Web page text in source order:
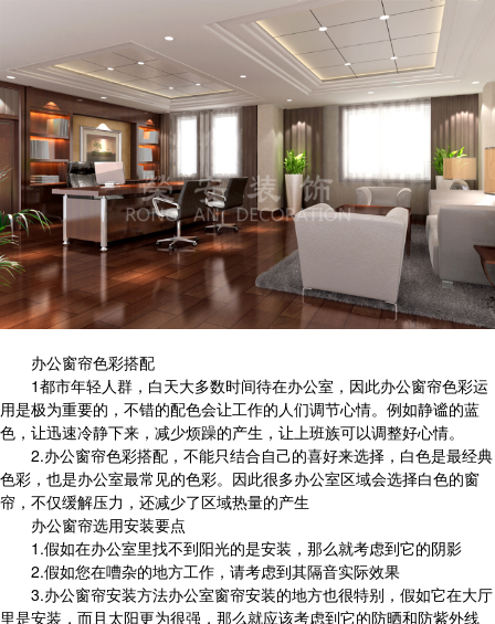
办公窗帘色彩搭配
1都市年轻人群，白天大多数时间待在办公室，因此办公窗帘色彩运
用是极为重要的，不错的配色会让工作的人们调节心情。例如静谧的蓝
色，让迅速冷静下来，减少烦躁的产生，让上班族可以调整好心情。
2.办公窗帘色彩搭配，不能只结合自己的喜好来选择，白色是最经典
色彩，也是办公室最常见的色彩。因此很多办公室区域会选择白色的窗
帘，不仅缓解压力，还减少了区域热量的产生
办公窗帘选用安装要点
1.假如在办公室里找不到阳光的是安装，那么就考虑到它的阴影
2.假如您在嘈杂的地方工作，请考虑到其隔音实际效果
3.办公窗帘安装方法办公室窗帘安装的地方也很特别，假如它在大厅
里是安装，而且太阳更为很强，那么就应该考虑到它的防晒和防紫外线